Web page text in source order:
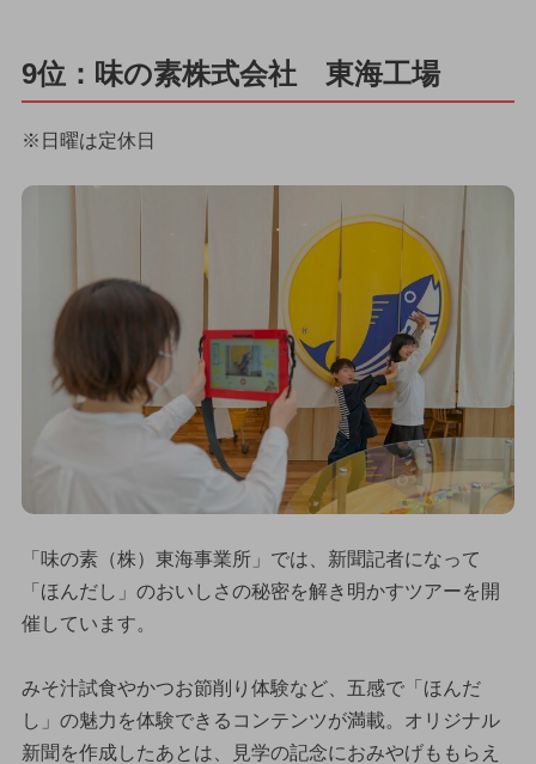
9位：味の素株式会社 東海工場
※日曜は定休日
「味の素（株）東海事業所」では、新聞記者になって
「ほんだし」のおいしさの秘密を解き明かすツアーを開
催しています。
みそ汁試食やかつお節削り体験など、五感で「ほんだ
し」の魅力を体験できるコンテンツが満載。オリジナル
新聞を作成したあとは、見学の記念におみやげももらえ